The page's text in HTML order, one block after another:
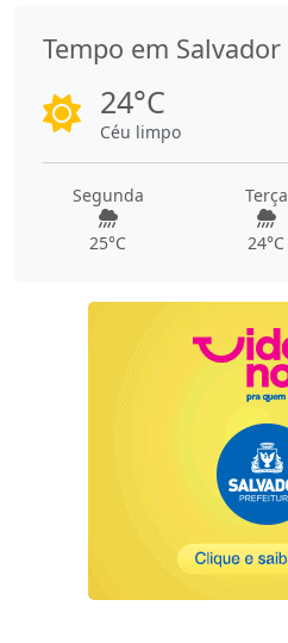
Tempo em Salvador
24°C
Céu limpo
Segunda
25°C
Terça
24°C